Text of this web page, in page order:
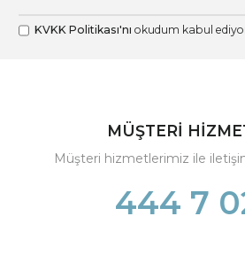
KVKK Politikası'nı okudum kabul
MÜŞTERİ
Müşteri hizmetlerimiz ile
444 7